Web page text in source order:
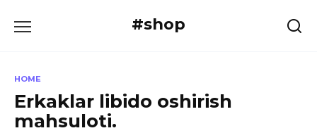
#shop
HOME
Erkaklar libido oshirish
mahsuloti.